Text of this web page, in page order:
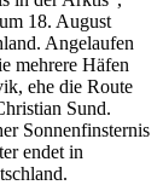
18. August
Angelaufen
mehrere Häfen
ehe die Route
Sund.
Sonnenfinsternis
endet in